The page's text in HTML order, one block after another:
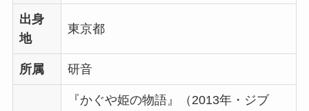
出身
地
東京都
所属 研音
『かぐや姫の物語』（2013年・ジブ